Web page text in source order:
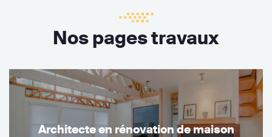
Nos pages travaux
Architecte en rénovation de maison